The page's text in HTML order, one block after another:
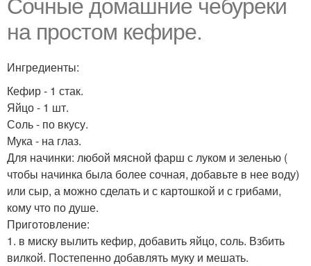
Сочные домашние чебуреки
на простом кефире.
Ингредиенты:
Кефир - 1 стак.
Яйцо - 1 шт.
Соль - по вкусу.
Мука - на глаз.
Для начинки: любой мясной фарш с луком и зеленью (
чтобы начинка была более сочная, добавьте в нее воду)
или сыр, а можно сделать и с картошкой и с грибами,
кому что по душе.
Приготовление:
1. в миску вылить кефир, добавить яйцо, соль. Взбить
вилкой. Постепенно добавлять муку и мешать.